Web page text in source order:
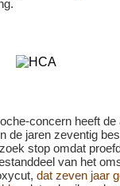
concern heeft
de jaren zeventig
stop omdat
van het
dat zeven jaar